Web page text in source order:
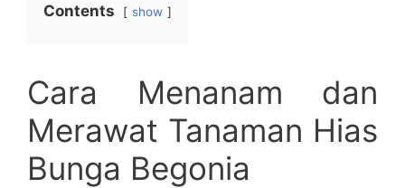
Contents show
Cara Menanam dan
Merawat Tanaman Hias
Bunga Begonia